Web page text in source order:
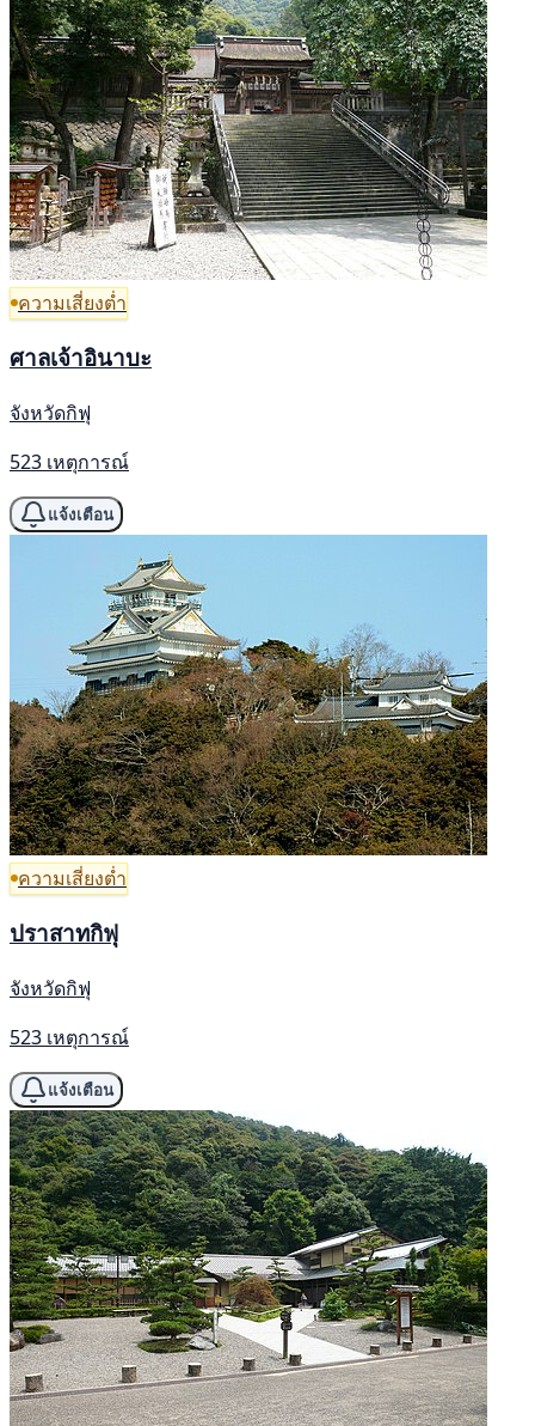
ความเสี่ยงต่ำ
ศาลเจ้าอินาบะ
จังหวัดกิฟุ
523 เหตุการณ์
แจ้งเตือน
ความเสี่ยงต่ำ
ปราสาทกิฟุ
จังหวัดกิฟุ
523 เหตุการณ์
แจ้งเตือน